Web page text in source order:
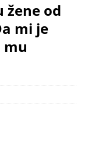
žene od
mi je
mu